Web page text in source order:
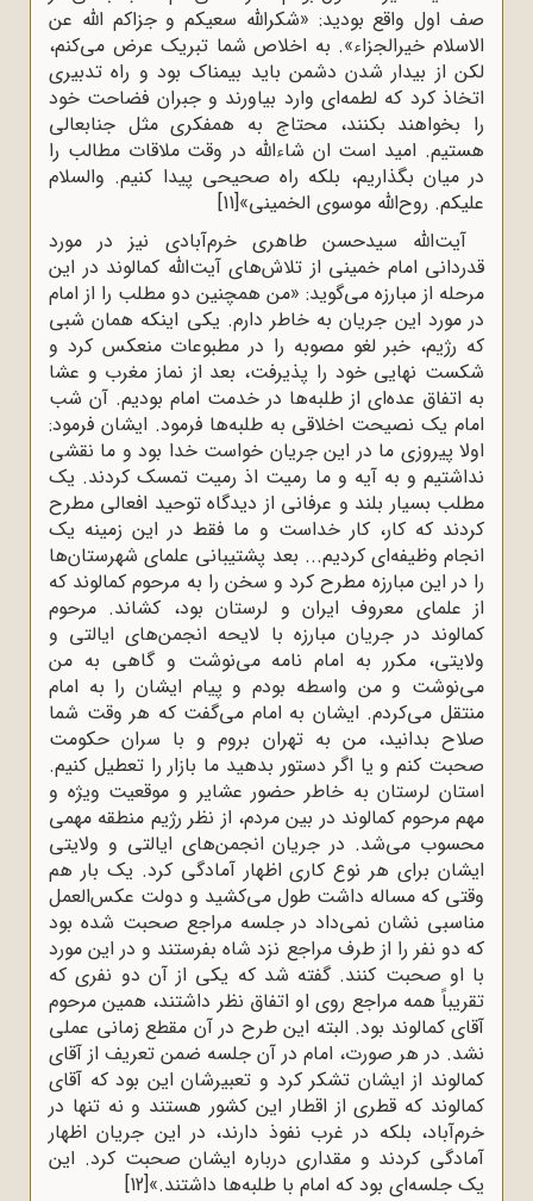
صف اول واقع بودید: «شکرالله سعیکم و جزاکم الله عن
الاسلام خیرالجزاء». به اخلاص شما تبریک عرض می‌کنم،
لکن از بیدار شدن دشمن باید بیمناک بود و راه تدبیری
اتخاذ کرد که لطمه‌ای وارد بیاورند و جبران فضاحت خود
را بخواهند بکنند، محتاج به همفکری مثل جنابعالی
هستیم. امید است ان‌ شاءالله در وقت ملاقات مطالب را
در میان بگذاریم، بلکه راه صحیحی پیدا کنیم. والسلام
علیکم. روح‌الله موسوی الخمینی»[11]
آیت‌الله سیدحسن طاهری خرم‌آبادی نیز در مورد
قدردانی امام خمینی از تلاش‌های آیت‌الله کمالوند در این
مرحله از مبارزه می‌گوید: «من همچنین دو مطلب را از امام
در مورد این جریان به خاطر دارم. یکی اینکه همان شبی
که رژیم، خبر لغو مصوبه را در مطبوعات منعکس کرد و
شکست نهایی خود را پذیرفت، بعد از نماز مغرب و عشا
به اتفاق عده‌ای از طلبه‌ها در خدمت امام بودیم. آن شب
امام یک نصیحت اخلاقی به طلبه‌ها فرمود. ایشان فرمود:
اولا پیروزی ما در این جریان خواست خدا بود و ما نقشی
نداشتیم و به آیه و ما رمیت اذ رمیت تمسک کردند. یک
مطلب بسیار بلند و عرفانی از دیدگاه توحید افعالی مطرح
کردند که کار، کار خداست و ما فقط در این زمینه یک
انجام وظیفه‌ای کردیم... بعد پشتیبانی علمای شهرستان‌ها
را در این مبارزه مطرح کرد و سخن را به مرحوم کمالوند که
از علمای معروف ایران و لرستان بود، کشاند. مرحوم
کمالوند در جریان مبارزه با لایحه انجمن‌های ایالتی و
ولایتی، مکرر به امام نامه می‌نوشت و گاهی به من
می‌نوشت و من واسطه بودم و پیام ایشان را به امام
منتقل می‌کردم. ایشان به امام می‌گفت که هر وقت شما
صلاح بدانید، من به تهران بروم و با سران حکومت
صحبت کنم و یا اگر دستور بدهید ما بازار را تعطیل کنیم.
استان لرستان به خاطر حضور عشایر و موقعیت ویژه و
مهم مرحوم کمالوند در بین مردم، از نظر رژیم منطقه مهمی
محسوب می‌شد. در جریان انجمن‌های ایالتی و ولایتی
ایشان برای هر نوع کاری اظهار آمادگی کرد. یک بار هم
وقتی که مساله داشت طول می‌کشید و دولت عکس‌العمل
مناسبی نشان نمی‌داد در جلسه مراجع صحبت شده بود
که دو نفر را از طرف مراجع نزد شاه بفرستند و در این مورد
با او صحبت کنند. گفته شد که یکی از آن دو نفری که
تقریباً همه مراجع روی او اتفاق نظر داشتند، همین مرحوم
آقای کمالوند بود. البته این طرح در آن مقطع زمانی عملی
نشد. در هر صورت، امام در آن جلسه ضمن تعریف از آقای
کمالوند از ایشان تشکر کرد و تعبیرشان این بود که آقای
کمالوند که قطری از اقطار این کشور هستند و نه تنها در
خرم‌آباد، بلکه در غرب نفوذ دارند، در این جریان اظهار
آمادگی کردند و مقداری درباره ایشان صحبت کرد. این
یک جلسه‌ای بود که امام با طلبه‌ها داشتند.»[12]